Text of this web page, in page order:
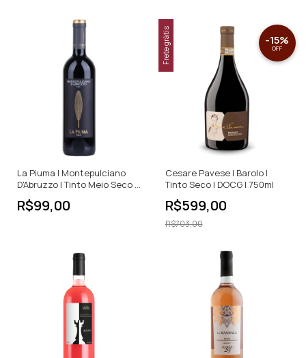
La Piuma | Montepulciano
D'Abruzzo | Tinto Meio Seco |
750ml
R$99,00
Frete grátis
Cesare Pavese | Barolo |
Tinto Seco | DOCG | 750ml
R$599,00
-15%
OFF
R$703,00